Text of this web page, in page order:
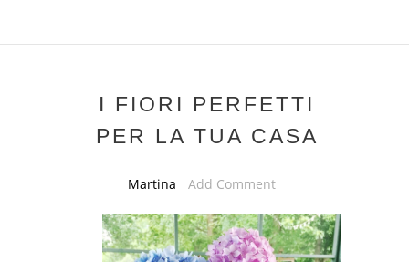
I FIORI PERFETTI
PER LA TUA CASA
Martina Add Comment